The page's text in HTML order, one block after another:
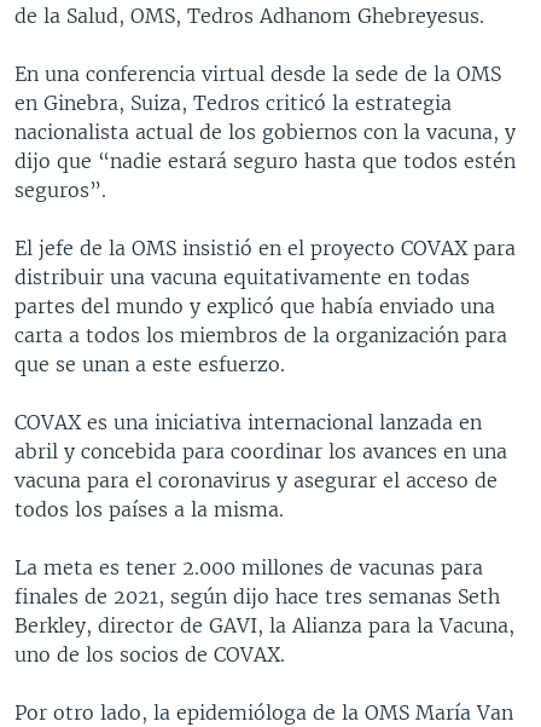
de la Salud, OMS, Tedros Adhanom Ghebreyesus.
En una conferencia virtual desde la sede de la OMS
en Ginebra, Suiza, Tedros criticó la estrategia
nacionalista actual de los gobiernos con la vacuna, y
dijo que “nadie estará seguro hasta que todos estén
seguros”.
El jefe de la OMS insistió en el proyecto COVAX para
distribuir una vacuna equitativamente en todas
partes del mundo y explicó que había enviado una
carta a todos los miembros de la organización para
que se unan a este esfuerzo.
COVAX es una iniciativa internacional lanzada en
abril y concebida para coordinar los avances en una
vacuna para el coronavirus y asegurar el acceso de
todos los países a la misma.
La meta es tener 2.000 millones de vacunas para
finales de 2021, según dijo hace tres semanas Seth
Berkley, director de GAVI, la Alianza para la Vacuna,
uno de los socios de COVAX.
Por otro lado, la epidemióloga de la OMS María Van